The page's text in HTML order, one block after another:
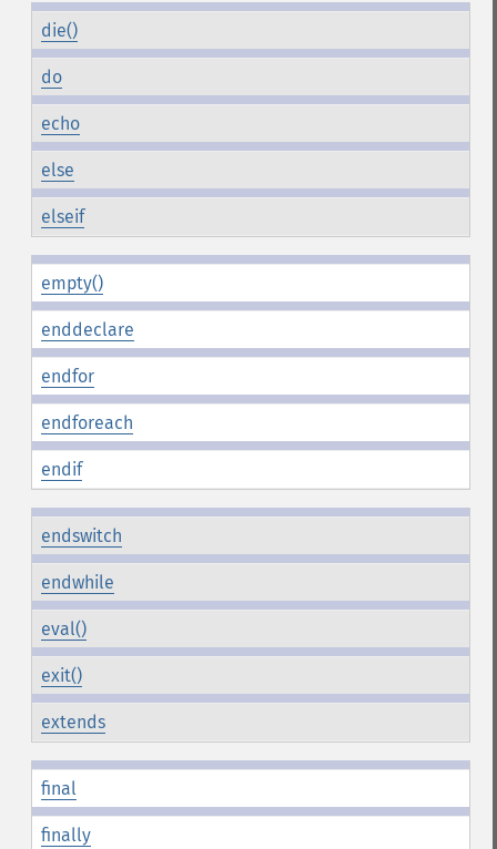
die()
do
echo
else
elseif
empty()
enddeclare
endfor
endforeach
endif
endswitch
endwhile
eval()
exit()
extends
final
finally